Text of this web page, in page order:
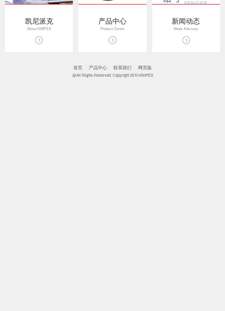
凯尼派克
About KNIPEX
产品中心
Product Center
新闻动态
News Advisory
首页 产品中心 联系我们 网页版
@All Rights Reserved: Copyright 2010 KNIPEX